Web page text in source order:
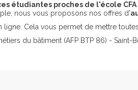
étudiantes proches de l'école
nous vous proposons nos offres d'
Cela vous permet de mettre
du bâtiment (AFP BTP 86) - Saint-